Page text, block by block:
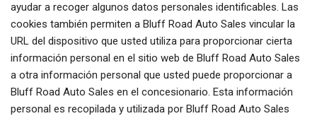
ayudar a recoger algunos datos personales identificables. Las
cookies también permiten a Bluff Road Auto Sales vincular la
URL del dispositivo que usted utiliza para proporcionar cierta
información personal en el sitio web de Bluff Road Auto Sales
a otra información personal que usted puede proporcionar a
Bluff Road Auto Sales en el concesionario. Esta información
personal es recopilada y utilizada por Bluff Road Auto Sales